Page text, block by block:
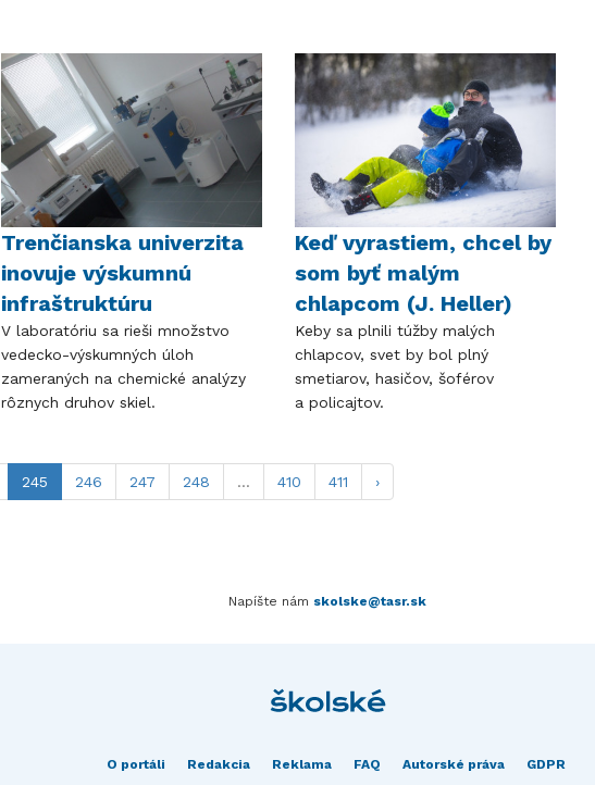
Trenčianska univerzita
inovuje výskumnú
infraštruktúru
V laboratóriu sa rieši množstvo
vedecko-výskumných úloh
zameraných na chemické analýzy
rôznych druhov skiel.
Keď vyrastiem, chcel by
som byť malým
chlapcom (J. Heller)
Keby sa plnili túžby malých
chlapcov, svet by bol plný
smetiarov, hasičov, šoférov
a policajtov.
245 246 247 248 ... 410 411 ›
Napíšte nám skolske@tasr.sk
O portáli Redakcia Reklama FAQ Autorské práva GDPR